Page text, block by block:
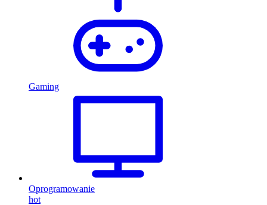
Gaming
Oprogramowanie
hot